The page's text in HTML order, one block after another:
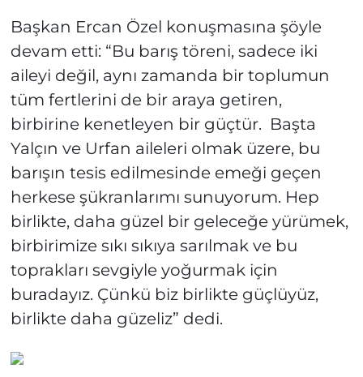
Başkan Ercan Özel konuşmasına şöyle
devam etti: “Bu barış töreni, sadece iki
aileyi değil, aynı zamanda bir toplumun
tüm fertlerini de bir araya getiren,
birbirine kenetleyen bir güçtür. Başta
Yalçın ve Urfan aileleri olmak üzere, bu
barışın tesis edilmesinde emeği geçen
herkese şükranlarımı sunuyorum. Hep
birlikte, daha güzel bir geleceğe yürümek,
birbirimize sıkı sıkıya sarılmak ve bu
toprakları sevgiyle yoğurmak için
buradayız. Çünkü biz birlikte güçlüyüz,
birlikte daha güzeliz” dedi.